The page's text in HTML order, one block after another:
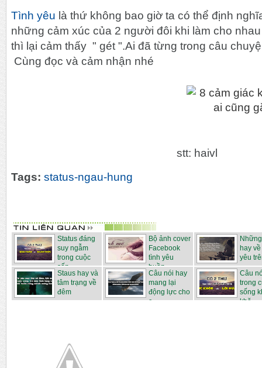
Tình yêu là thứ không bao giờ ta có thể định
những cảm xúc của 2 người đôi khi làm cho
thì lại cảm thấy " gét ".Ai đã từng trong câu
Cùng đọc và cảm nhận nhé
stt: haivl
Tags: status-ngau-hung
Status đáng
suy ngẫm
trong cuộc
sốn...
Bộ ảnh cover
Facebook
tình yêu
buồn...
hay
yêu
Staus hay và
tâm trạng về
đêm
Câu nói hay
mang lại
động lực cho
c...
Câu
trong
sống
khă...